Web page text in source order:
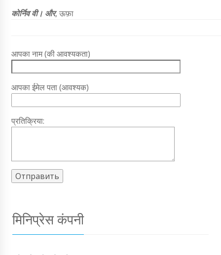
कोर्निव वी। और, ऊफ़ा
आपका नाम (की आवश्यकता)
आपका ईमेल पता (आवश्यक)
प्रतिक्रिया:
मिनिप्रेस कंपनी